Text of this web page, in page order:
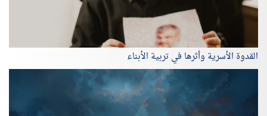
القدوة الأسرية وأثرها في تربية الأبناء